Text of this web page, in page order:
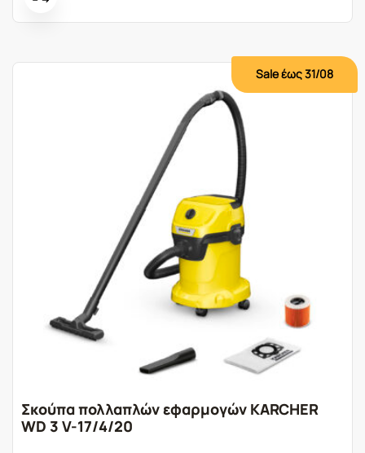
Sale έως 31/08
Σκούπα πολλαπλών εφαρμογών KARCHER
WD 3 V-17/4/20